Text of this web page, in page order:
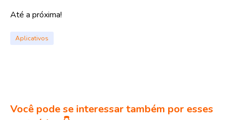
Até a próxima!
Aplicativos
Você pode se interessar também por esses